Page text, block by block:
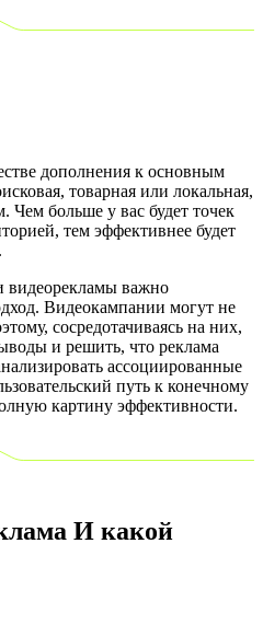
дополнения к основным
товарная или локальная,
Чем больше у вас будет точек
тем эффективнее будет
видеорекламы важно
Видеокампании могут не
сосредотачиваясь на них,
и решить, что реклама
ассоциированные
путь к конечному
картину эффективности.
И какой